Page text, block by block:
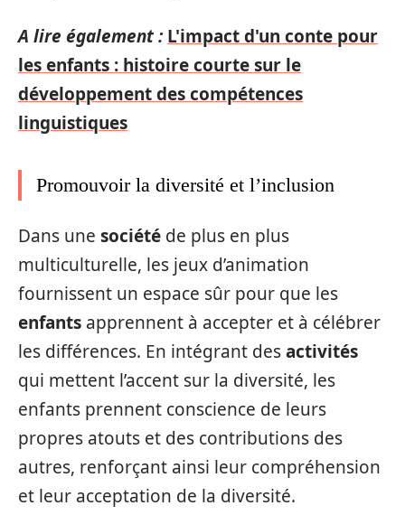
A lire également : L'impact d'un conte pour
les enfants : histoire courte sur le
développement des compétences
linguistiques
Promouvoir la diversité et l’inclusion
Dans une société de plus en plus
multiculturelle, les jeux d’animation
fournissent un espace sûr pour que les
enfants apprennent à accepter et à célébrer
les différences. En intégrant desactivités
qui mettent l’accent sur la diversité, les
enfants prennent conscience de leurs
propres atouts et des contributions des
autres, renforçant ainsi leur compréhension
et leur acceptation de la diversité.